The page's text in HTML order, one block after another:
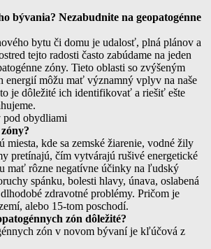
bývania? Nezabudnite na geopatogénne
bytu či domu je udalosť, plná plánov a
tejto radosti často zabúdame na jeden
zóny. Tieto oblasti so zvýšeným
energií môžu mať významný vplyv na naše
je dôležité ich identifikovať a riešiť ešte
miesta, kde sa zemské žiarenie, vodné žily
pretínajú, čím vytvárajú rušivé energetické
mať rôzne negatívne účinky na ľudský
spánku, bolesti hlavy, únava, oslabená
zdravotné problémy. Pričom je
alebo 15-tom poschodí.
zón dôležité?
zón v novom bývaní je kľúčová z